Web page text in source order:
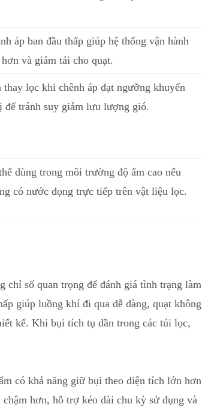
áp ban đầu thấp giúp hệ thống vận hành
hơn và giảm tải cho quạt.
thay lọc khi chênh áp đạt ngưỡng khuyến
để tránh suy giảm lưu lượng gió.
dùng trong môi trường độ ẩm cao nếu
có nước đọng trực tiếp trên vật liệu lọc.
số quan trọng để đánh giá tình trạng làm
giúp luồng khí đi qua dễ dàng, quạt không
kế. Khi bụi tích tụ dần trong các túi lọc,
có khả năng giữ bụi theo diện tích lớn hơn
hơn, hỗ trợ kéo dài chu kỳ sử dụng và